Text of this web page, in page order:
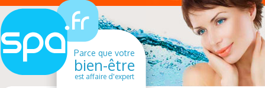
Parce que votre
bien-être
est affaire d'expert